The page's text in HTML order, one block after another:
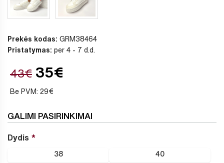
Prekės kodas: GRM38464
Pristatymas: per 4 - 7 d.d.
43€ 35€
Be PVM: 29€
GALIMI PASIRINKIMAI
Dydis
38 40